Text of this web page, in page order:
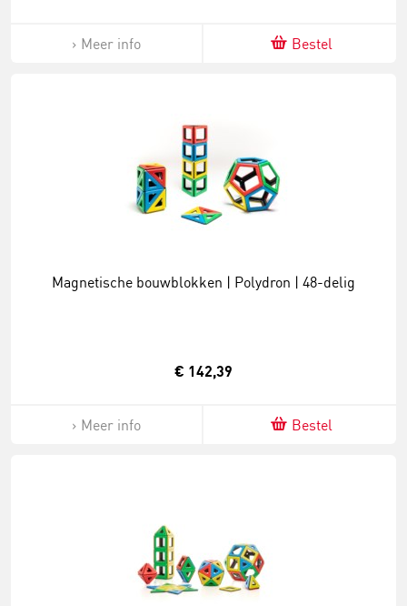
Meer info Bestel
Magnetische bouwblokken | Polydron | 48-delig
€ 142,39
Meer info Bestel